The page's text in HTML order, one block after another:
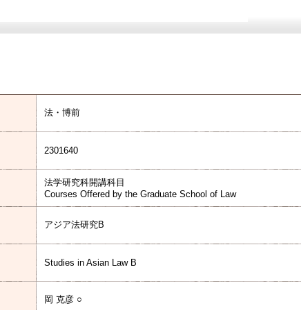
法・博前
2301640
法学研究科開講科目
Courses Offered by the Graduate School of Law
アジア法研究B
Studies in Asian Law B
岡 克彦 ○